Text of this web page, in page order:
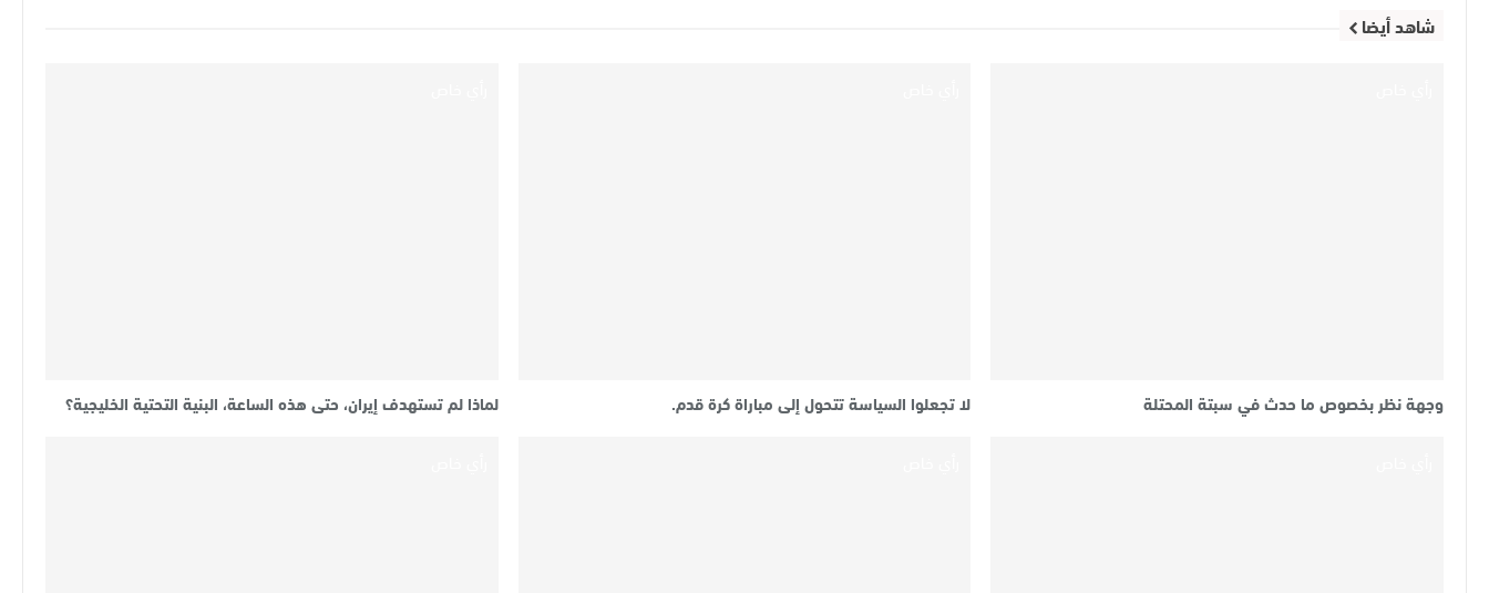
شاهد أيضا
وجهة نظر بخصوص ما حدث في سبتة المحتلة لا تجعلوا السياسة تتحول إلى مباراة كرة قدم.
لماذا لم تستهدف إيران، حتى هذه الساعة، البنية التحتية الخليجية؟